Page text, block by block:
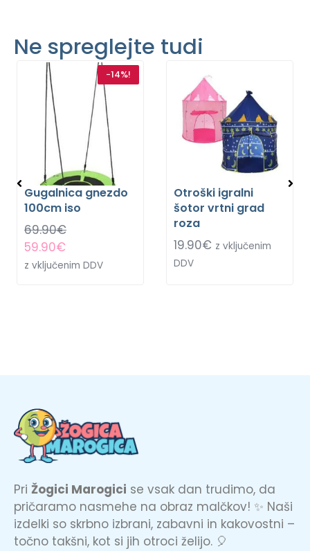
Ne spreglejte tudi
-14%!
Gugalnica gnezdo
100cm iso
69.90€
59.90€
z vključenim DDV
Otroški igralni
šotor vrtni grad
roza
19.90€ z vključenim
DDV
Pri Žogici Marogici se vsak dan trudimo, da
pričaramo nasmehe na obraz malčkov! ✨ Naši
izdelki so skrbno izbrani, zabavni in kakovostni –
točno takšni, kot si jih otroci želijo. 🎈